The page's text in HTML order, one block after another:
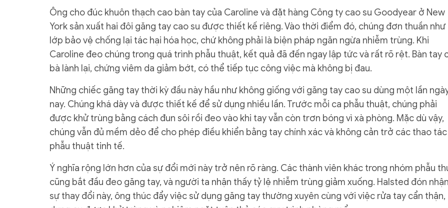
Ông cho đúc khuôn thạch cao bàn tay của Caroline và đặt hàng Công ty cao su Goodyear ở New
York sản xuất hai đôi găng tay cao su được thiết kế riêng. Vào thời điểm đó, chúng đơn thuần như
lớp bảo vệ chống lại tác hại hóa học, chứ không phải là biện pháp ngăn ngừa nhiễm trùng. Khi
Caroline đeo chúng trong quá trình phẫu thuật, kết quả đã đến ngay lập tức và rất rõ rệt. Bàn tay
bà lành lại, chứng viêm da giảm bớt, có thể tiếp tục công việc mà không bị đau.
Những chiếc găng tay thời kỳ đầu này hầu như không giống với găng tay cao su dùng một lần
nay. Chúng khá dày và được thiết kế để sử dụng nhiều lần. Trước mỗi ca phẫu thuật, chúng phải
được khử trùng bằng cách đun sôi rồi đeo vào khi tay vẫn còn trơn bóng vì xà phòng. Mặc dù vậy,
chúng vẫn đủ mềm dẻo để cho phép điều khiển bằng tay chính xác và không cản trở các thao tác
phẫu thuật tinh tế.
Ý nghĩa rộng lớn hơn của sự đổi mới này trở nên rõ ràng. Các thành viên khác trong nhóm phẫu
cũng bắt đầu đeo găng tay, và người ta nhận thấy tỷ lệ nhiễm trùng giảm xuống. Halsted đón nhận
sự thay đổi này, ông thúc đẩy việc sử dụng găng tay thường xuyên cùng với việc rửa tay cẩn thận,